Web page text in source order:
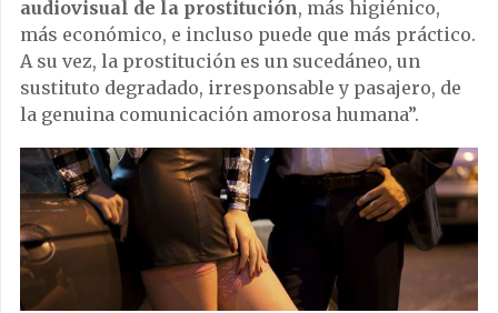
audiovisual de la prostitución, más higiénico,
más económico, e incluso puede que más práctico.
A su vez, la prostitución es un sucedáneo, un
sustituto degradado, irresponsable y pasajero, de
la genuina comunicación amorosa humana”.